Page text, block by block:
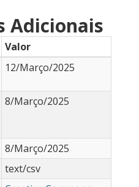
Adicionais
Valor
12/Março/2025
8/Março/2025
8/Março/2025
text/csv